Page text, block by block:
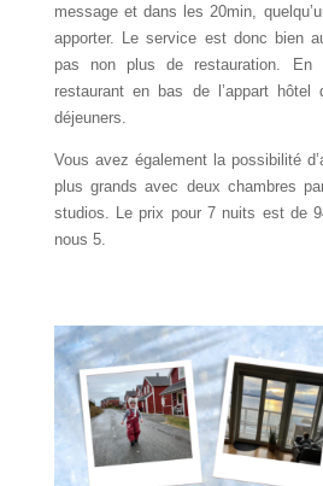
message et dans les 20min,
apporter. Le service est donc bien
pas non plus de restauration.
restaurant en bas de l’appart hôtel
déjeuners.
Vous avez également la possibilité
plus grands avec deux chambres
studios. Le prix pour 7 nuits est de
nous 5.